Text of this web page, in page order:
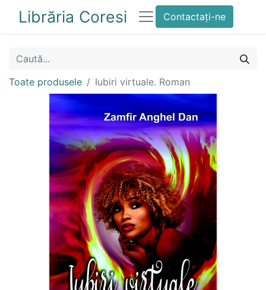
Librăria Coresi Contactați-ne
Toate produsele Iubiri virtuale. Roman